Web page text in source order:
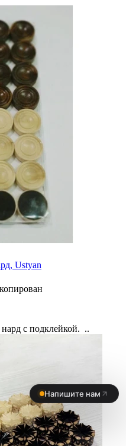
Ustyan
с подклейкой. ..